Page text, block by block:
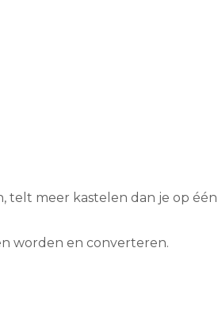
meer kastelen dan je op
worden en converteren.